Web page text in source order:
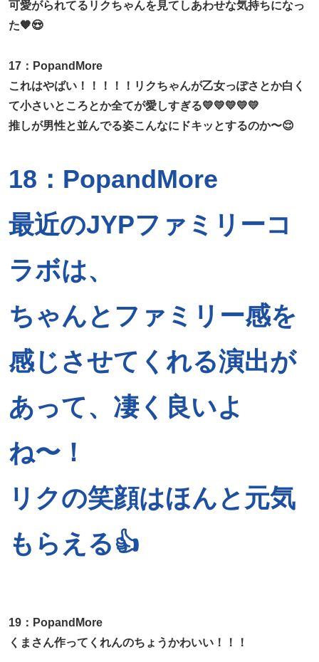
可愛がられてるリクちゃんを見てしあわせな気持ちになっ
た🧡😍
17：PopandMore
これはやばい！！！！！リクちゃんが乙女っぽさとか白く
て小さいところとか全てが愛しすぎる💛💛💛💛💛
推しが男性と並んでる姿こんなにドキッとするのか〜😌
18：PopandMore
最近のJYPファミリーコ
ラボは、
ちゃんとファミリー感を
感じさせてくれる演出が
あって、凄く良いよ
ね〜！
リクの笑顔はほんと元気
もらえる👍
19：PopandMore
くまさん作ってくれんのちょうかわいい！！！